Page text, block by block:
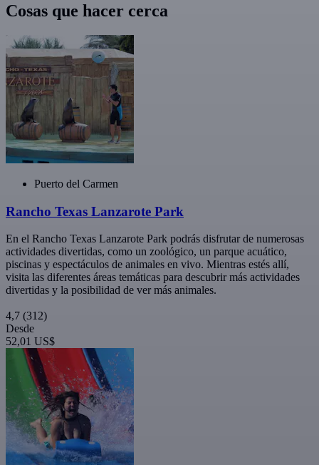
Cosas que hacer cerca
Puerto del Carmen
Rancho Texas Lanzarote Park
En el Rancho Texas Lanzarote Park podrás disfrutar de numerosas
actividades divertidas, como un zoológico, un parque acuático,
piscinas y espectáculos de animales en vivo. Mientras estés allí,
visita las diferentes áreas temáticas para descubrir más actividades
divertidas y la posibilidad de ver más animales.
4,7 (312)
Desde
52,01 US$